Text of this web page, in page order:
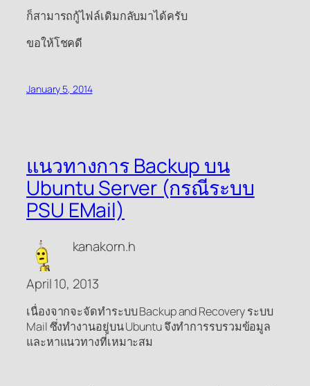
ก็สามารถกู้ไฟล์เดิมกลับมาได้ครับ
ขอให้โชคดี
January 5, 2014
แนวทางการ Backup บน
Ubuntu Server (กรณีระบบ
PSU EMail)
kanakorn.h
April 10, 2013
เนื่องจากจะจัดทำระบบ Backup and Recovery ระบบ
Mail ซึ่งทำงานอยู่บน Ubuntu จึงทำการรบรวมข้อมูล
และหาแนวทางที่เหมาะสม